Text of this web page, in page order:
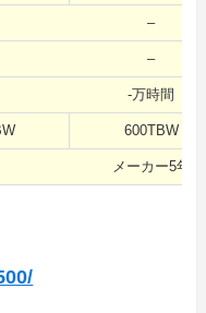
–
–
-万時間
600TBW
メーカー5年